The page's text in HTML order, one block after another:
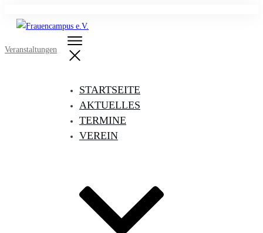
STARTSEITE
AKTUELLES
TERMINE
VEREIN
Veranstaltungen